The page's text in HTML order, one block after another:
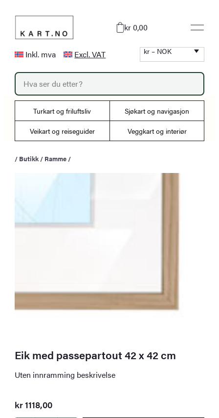
innhold
kr 0,00
Inkl. mva Excl. VAT kr – NOK
P
o
d
t
r
Turkart og friluftsliv Sjøkart og navigasjon
Veikart og reiseguider Veggkart og interiør
/ Butikk / Ramme /
Eik med passepartout 42 x 42 cm
Uten innramming beskrivelse
kr1118,00